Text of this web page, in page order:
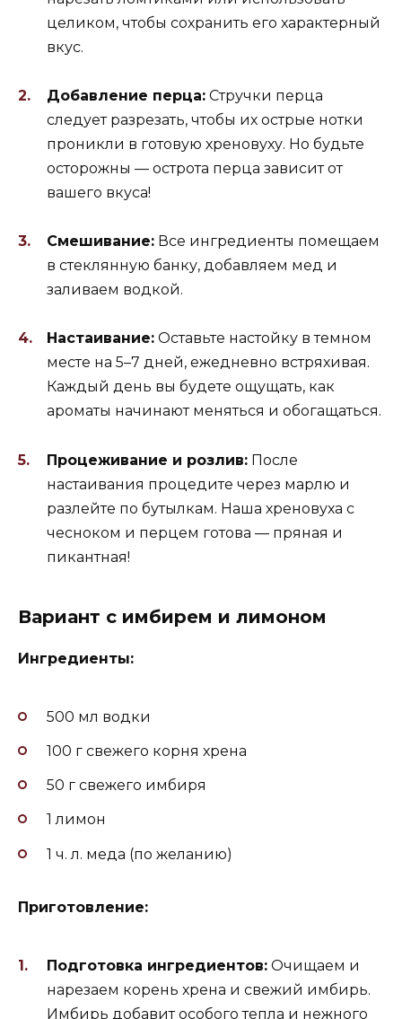
целиком, чтобы сохранить его характерный
вкус.
Добавление перца: Стручки перца
следует разрезать, чтобы их острые нотки
проникли в готовую хреновуху. Но будьте
осторожны — острота перца зависит от
вашего вкуса!
Смешивание: Все ингредиенты помещаем
в стеклянную банку, добавляем мед и
заливаем водкой.
Настаивание: Оставьте настойку в темном
месте на 5–7 дней, ежедневно встряхивая.
Каждый день вы будете ощущать, как
ароматы начинают меняться и обогащаться.
Процеживание и розлив: После
настаивания процедите через марлю и
разлейте по бутылкам. Наша хреновуха с
чесноком и перцем готова — пряная и
пикантная!
Вариант с имбирем и лимоном
Ингредиенты:
500 мл водки
100 г свежего корня хрена
50 г свежего имбиря
1 лимон
1 ч. л. меда (по желанию)
Приготовление:
Подготовка ингредиентов: Очищаем и
нарезаем корень хрена и свежий имбирь.
Имбирь добавит особого тепла и нежного